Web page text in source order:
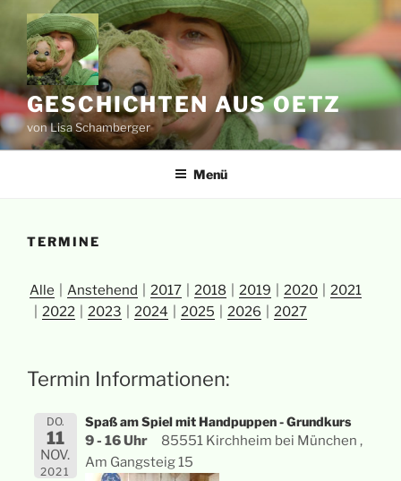
Zum
Inhalt
springen
GESCHICHTEN AUS OETZ
von Lisa Schamberger
Menü
TERMINE
Alle Anstehend 2017 2018 2019 2020
2021
2022
2023 2024 2025 2026 2027
Termin Informationen:
DO.
11
NOV.
2021
Spaß am Spiel mit Handpuppen - Grundkurs
9 - 16 Uhr
85551 Kirchheim bei München ,
Am Gangsteig 15